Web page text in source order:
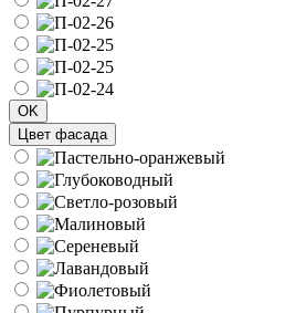
OK
Цвет фасада